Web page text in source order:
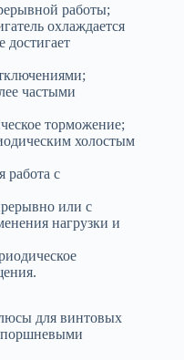
работы;
охлаждается
достигает
частыми
торможение;
холостым
работа с
или с
нагрузки и
для винтовых
поршневыми